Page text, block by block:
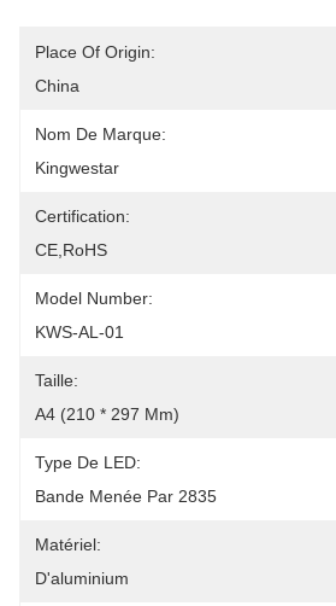
Place Of Origin:
China
Nom De Marque:
Kingwestar
Certification:
CE,RoHS
Model Number:
KWS-AL-01
Taille:
A4 (210 * 297 Mm)
Type De LED:
Bande Menée Par 2835
Matériel:
D'aluminium